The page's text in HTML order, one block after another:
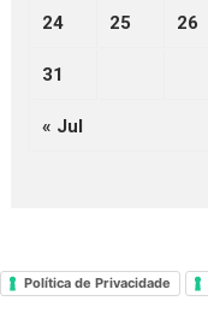
24 25 26
31
« Jul
Política de Privacidade